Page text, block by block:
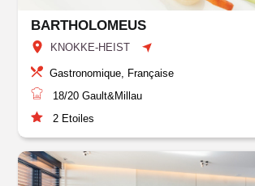
BARTHOLOMEUS
KNOKKE-HEIST
Gastronomique, Française
18/20 Gault&Millau
2 Etoiles